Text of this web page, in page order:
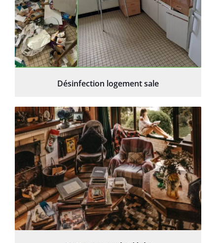
Désinfection logement sale